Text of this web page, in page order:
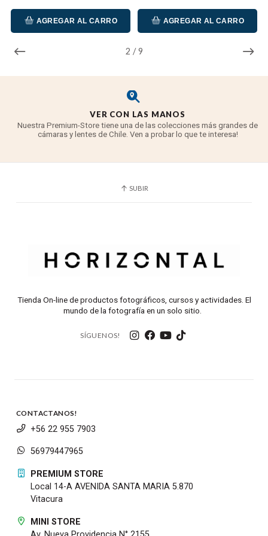
2 / 9
AGREGAR AL CARRO AGREGAR AL CARRO
VER CON LAS MANOS
Nuestra Premium-Store tiene una de las colecciones más grandes de
cámaras y lentes de Chile. Ven a probar lo que te interesa!
SUBIR
Tienda On-line de productos fotográficos, cursos y actividades. El
mundo de la fotografía en un solo sitio.
SÍGUENOS!
CONTACTANOS!
+56 22 955 7903
56979447965
PREMIUM STORE
Local 14-A AVENIDA SANTA MARIA 5.870
Vitacura
MINI STORE